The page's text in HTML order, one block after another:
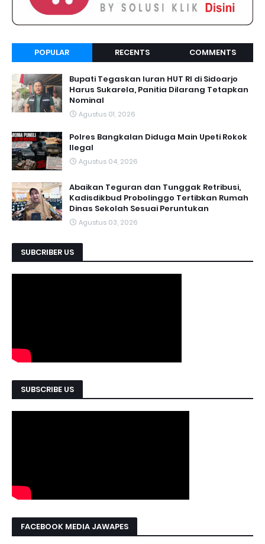
POPULAR RECENTS COMMENTS
Bupati Tegaskan Iuran HUT RI di Sidoarjo
Harus Sukarela, Panitia Dilarang Tetapkan
Nominal
Agustus 01, 2026
Polres Bangkalan Diduga Main Upeti Rokok
Ilegal
Agustus 04, 2026
Abaikan Teguran dan Tunggak Retribusi,
Kadisdikbud Probolinggo Tertibkan Rumah
Dinas Sekolah Sesuai Peruntukan
Agustus 03, 2026
SUBCRIBER US
SUBSCRIBE US
FACEBOOK MEDIA JAWAPES